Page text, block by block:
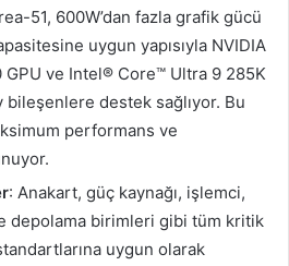
51, 600W’dan fazla grafik gücü
uygun yapısıyla NVIDIA
GPU ve Intel® Core™ Ultra 9 285K
bileşenlere destek sağlıyor. Bu
performans ve
: Anakart, güç kaynağı, işlemci,
depolama birimleri gibi tüm kritik
uygun olarak